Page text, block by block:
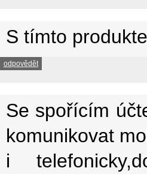
S tímto
odpovědět
Se spořícím
komunikovat
i